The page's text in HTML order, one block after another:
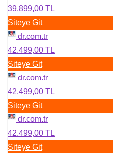
39.899,00 TL
Siteye Git
dr.com.tr
42.499,00 TL
Siteye Git
dr.com.tr
42.499,00 TL
Siteye Git
dr.com.tr
42.499,00 TL
Siteye Git